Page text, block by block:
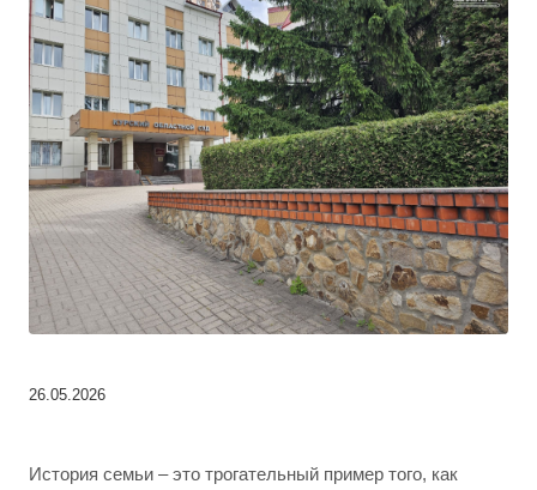
26.05.2026
История семьи – это трогательный пример того, как